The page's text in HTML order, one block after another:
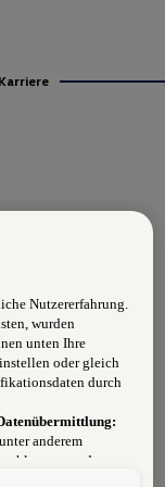
Karriere
Konzerns
Nutzererfahrung.
wurden
unten Ihre
oder gleich
durch
anderem
werden,